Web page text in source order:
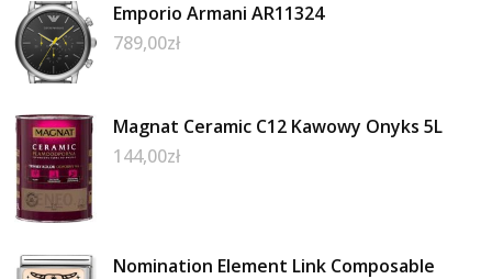
Emporio Armani AR11324
789,00zł
Magnat Ceramic C12 Kawowy Onyks 5L
144,00zł
Nomination Element Link Composable